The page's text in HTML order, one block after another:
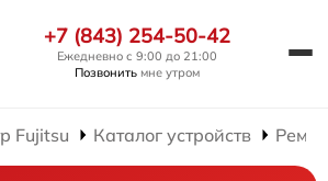
+7 (843) 254-50-42
Ежедневно с 9:00 до 21:00
Позвонить мне утром
Fujitsu Каталог устройств